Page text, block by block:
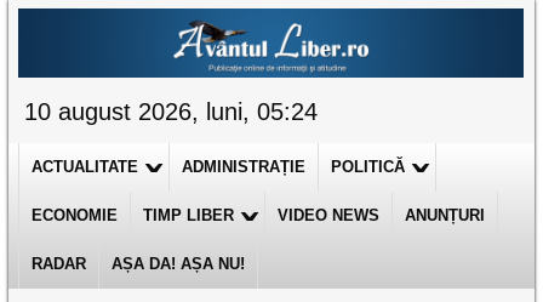
10 august 2026, luni, 05:24
ACTUALITATE ADMINISTRAȚIE POLITICĂ
ECONOMIE TIMP LIBER VIDEO NEWS ANUNȚURI
RADAR AȘA DA! AȘA NU!